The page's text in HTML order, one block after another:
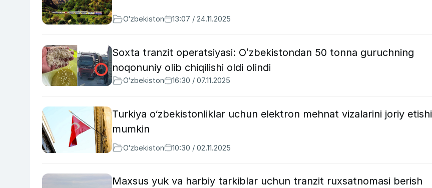
O‘zbekiston 13:07 / 24.11.2025
Soxta tranzit operatsiyasi: Oʻzbekistondan 50 tonna guruchning
noqonuniy olib chiqilishi oldi olindi
O‘zbekiston 16:30 / 07.11.2025
Turkiya o‘zbekistonliklar uchun elektron mehnat vizalarini joriy etishi
mumkin
O‘zbekiston 10:30 / 02.11.2025
Maxsus yuk va harbiy tarkiblar uchun tranzit ruxsatnomasi berish